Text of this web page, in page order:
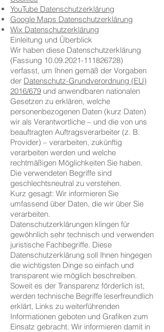
YouTube Datenschutzerklärung
Google Maps Datenschutzerklärung
Wix Datenschutzerklärung
Einleitung und Überblick
Wir haben diese Datenschutzerklärung
(Fassung 10.09.2021-111826728)
verfasst, um Ihnen gemäß der Vorgaben
der Datenschutz-Grundverordnung (EU)
2016/679 und anwendbaren nationalen
Gesetzen zu erklären, welche
personenbezogenen Daten (kurz Daten)
wir als Verantwortliche – und die von uns
beauftragten Auftragsverarbeiter (z. B.
Provider) – verarbeiten, zukünftig
verarbeiten werden und welche
rechtmäßigen Möglichkeiten Sie haben.
Die verwendeten Begriffe sind
geschlechtsneutral zu verstehen.
Kurz gesagt: Wir informieren Sie
umfassend über Daten, die wir über Sie
verarbeiten.
Datenschutzerklärungen klingen für
gewöhnlich sehr technisch und verwenden
juristische Fachbegriffe. Diese
Datenschutzerklärung soll Ihnen hingegen
die wichtigsten Dinge so einfach und
transparent wie möglich beschreiben.
Soweit es der Transparenz förderlich ist,
werden technische Begriffe leserfreundlich
erklärt, Links zu weiterführenden
Informationen geboten und Grafiken zum
Einsatz gebracht. Wir informieren damit in